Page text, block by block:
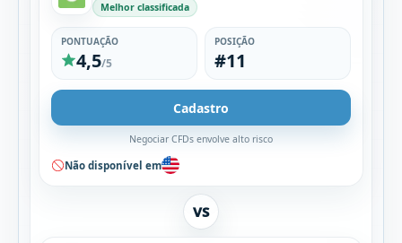
Melhor classificada
PONTUAÇÃO
4,5/5
POSIÇÃO
#11
Cadastro
Negociar CFDs envolve alto risco
Não disponível em
VS